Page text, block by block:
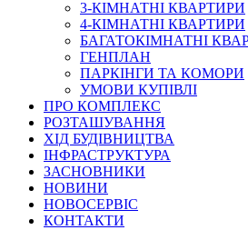
3-КІМНАТНІ КВАРТИРИ
4-КІМНАТНІ КВАРТИРИ
БАГАТОКІМНАТНІ
ГЕНПЛАН
ПАРКІНГИ ТА КОМОРИ
УМОВИ КУПІВЛІ
ПРО КОМПЛЕКС
РОЗТАШУВАННЯ
ХІД БУДІВНИЦТВА
ІНФРАСТРУКТУРА
ЗАСНОВНИКИ
НОВИНИ
НОВОСЕРВІС
КОНТАКТИ